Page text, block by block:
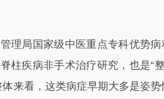
局国家级中医重点专科优势病
柱疾病非手术治疗研究，也是“
体来看，这类病症早期大多是姿